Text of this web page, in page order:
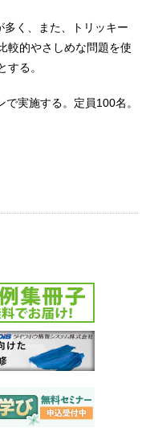
く、また、トリッキー
較的やさしめな問題を使
する。
実施する。定員100名。